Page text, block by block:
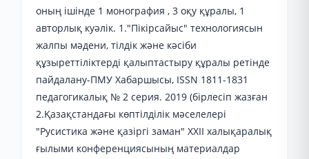
оның ішінде 1 монография , 3 оқу құралы, 1
авторлық куәлік. 1."Пікірсайыс" технологиясын
жалпы мәдени, тілдік және кәсіби
құзыреттіліктерді қалыптастыру құралы ретінде
пайдалану-ПМУ Хабаршысы, ISSN 1811-1831
педагогикалық № 2 серия. 2019 (бірлесіп жазған
2.Қазақстандағы көптілділік мәселелері
"Русистика және қазіргі заман" XXII халықаралық
ғылыми конференциясының материалдар